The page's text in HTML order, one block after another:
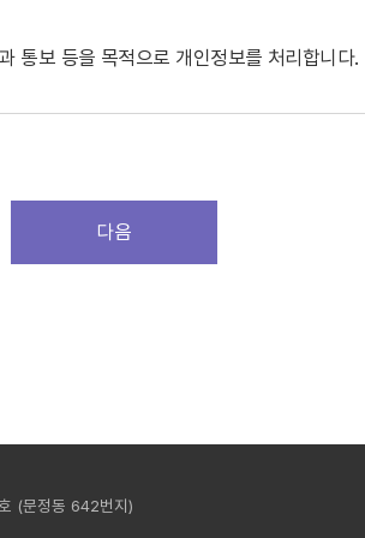
등록절차(회사의 소정 양식의 가입 신청
으며, 서비스 이용에 제한을 받을 수 있다.
로 하여 서비스 이용을 승낙한다.
을 유보할 수 있다.
통보 등을 목적으로 개인정보를 처리합니다.
리방침을 통하여 공개하도록 하겠습니다.
다음
(문정동 642번지)